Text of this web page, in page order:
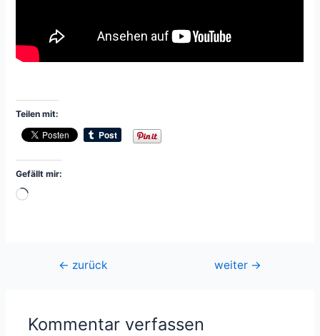
Teilen mit:
Gefällt mir:
Wird
Beitragsnavigation
← zurück weiter →
Kommentar verfassen